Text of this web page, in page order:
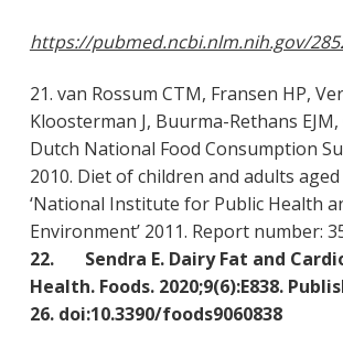
https://pubmed.ncbi.nlm.nih.gov/
21. van Rossum CTM, Fransen HP,
Kloosterman J, Buurma-Rethans EJM,
Dutch National Food Consumption
2010. Diet of children and adults
‘National Institute for Public Health
Environment’ 2011. Report number:
22. Sendra E. Dairy Fat and
Health. Foods. 2020;9(6):E838.
26. doi:10.3390/foods9060838